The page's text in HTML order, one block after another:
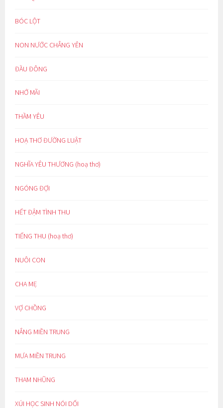
BÓC LỘT
NON NƯỚC CHẲNG YÊN
ĐẦU ĐÔNG
NHỚ MÃI
THẦM YÊU
HOẠ THƠ ĐƯỜNG LUẬT
NGHĨA YÊU THƯƠNG (hoạ thơ)
NGÓNG ĐỢI
HẾT ĐẬM TÌNH THU
TIẾNG THU (hoạ thơ)
NUÔI CON
CHA MẸ
VỢ CHỒNG
NẮNG MIỀN TRUNG
MƯA MIỀN TRUNG
THAM NHŨNG
XÚI HỌC SINH NÓI DỐI